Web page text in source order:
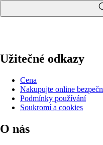
Užitečné odkazy
Cena
Nakupujte online
Podmínky používání
Soukromí a cookies
O nás